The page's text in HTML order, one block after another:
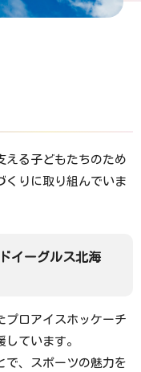
覧
える子どもたちのため
くりに取り組んでいま
イーグルス北海
プロアイスホッケーチ
ています。
で、スポーツの魅力を